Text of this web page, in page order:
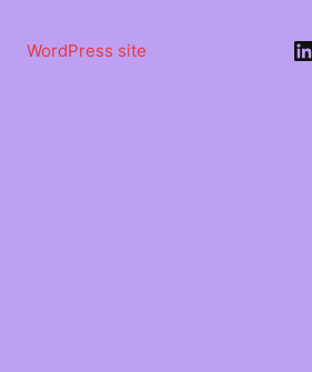
περιεχόμενο
WordPress site